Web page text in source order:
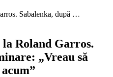
Sabalenka, după …
Roland Garros.
„Vreau să